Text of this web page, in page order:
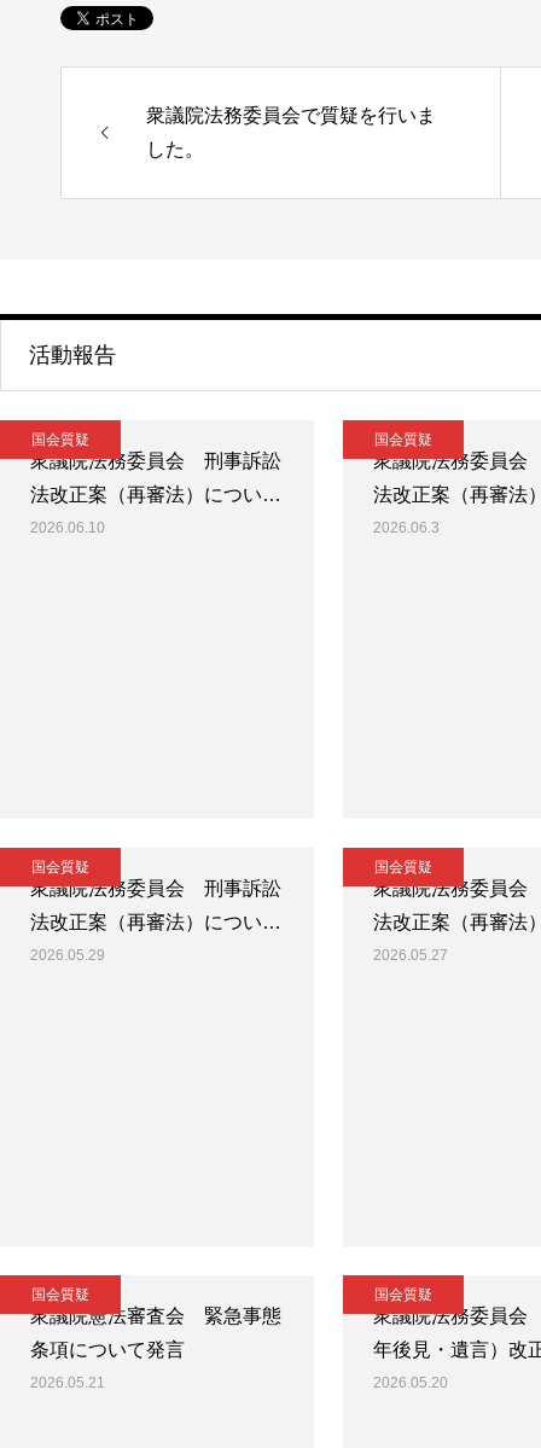
衆議院法務委員会で質疑を行いま
した。
活動報告
国会質疑
衆議院法務委員会 刑事訴訟
法改正案（再審法）につい…
2026.06.10
国会質疑
衆議院法務委員
法改正案（再審法
2026.06.3
国会質疑
衆議院法務委員会 刑事訴訟
法改正案（再審法）につい…
2026.05.29
国会質疑
衆議院法務委員
法改正案（再審法
2026.05.27
国会質疑
衆議院憲法審査会 緊急事態
条項について発言
2026.05.21
国会質疑
衆議院法務委員
年後見・遺言）改
2026.05.20